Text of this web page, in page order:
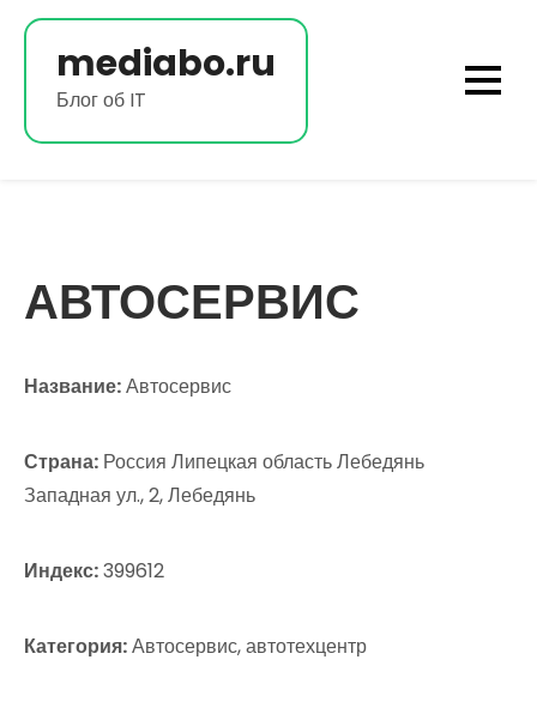
Перейти
содержимомуmediabo.ru
Блог об IT
АВТОСЕРВИС
Название:Автосервис
Страна: Россия Липецкая область Лебедянь
Западная ул., 2, Лебедянь
Индекс:399612
Категория:Автосервис, автотехцентр